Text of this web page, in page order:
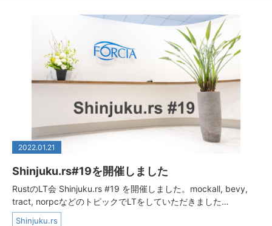
2022.01.21
Shinjuku.rs#19を開催しました
RustのLT会 Shinjuku.rs #19 を開催しました。mockall, bevy,
tract, norpcなどのトピックでLTをしていただきました…
Shinjuku.rs